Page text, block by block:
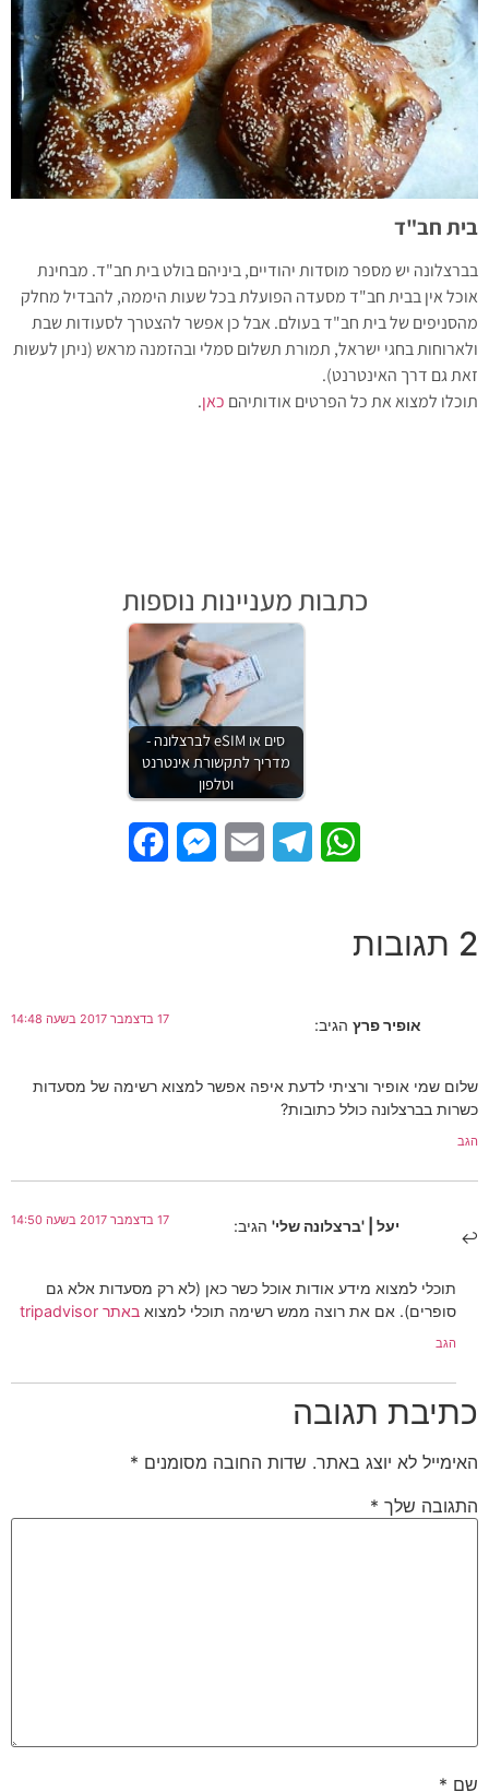
בית חב"ד
בברצלונה יש מספר מוסדות יהודיים, ביניהם בולט בית חב"ד. מבחינת
אוכל אין בבית חב"ד מסעדה הפועלת בכל שעות היממה, להבדיל מחלק
מהסניפים של בית חב"ד בעולם. אבל כן אפשר להצטרך לסעודות שבת
ולארוחות בחגי ישראל, תמורת תשלום סמלי ובהזמנה מראש (ניתן לעשות
זאת גם דרך האינטרנט).
תוכלו למצוא את כל הפרטים אודותיהם כאן.
כתבות מעניינות נוספות
סים או eSIM לברצלונה -
מדריך לתקשורת אינטרנט
וטלפון
WhatsApp
Telegram
Email
Messenger
2 תגובות
אופיר פרץ הגיב: 17 בדצמבר 2017 בשעה 14:48
שלום שמי אופיר ורציתי לדעת איפה אפשר למצוא רשימה של מסעדות
כשרות בברצלונה כולל כתובות?
הגב
יעל | 'ברצלונה שלי' הגיב: 17 בדצמבר 2017 בשעה 14:50
תוכלי למצוא מידע אודות אוכל כשר כאן (לא רק מסעדות אלא גם
סופרים). אם את רוצה ממש רשימה תוכלי למצוא באתר tripadvisor
הגב
כתיבת תגובה
האימייל לא יוצג באתר. שדות החובה מסומנים *
התגובה שלך *
שם *